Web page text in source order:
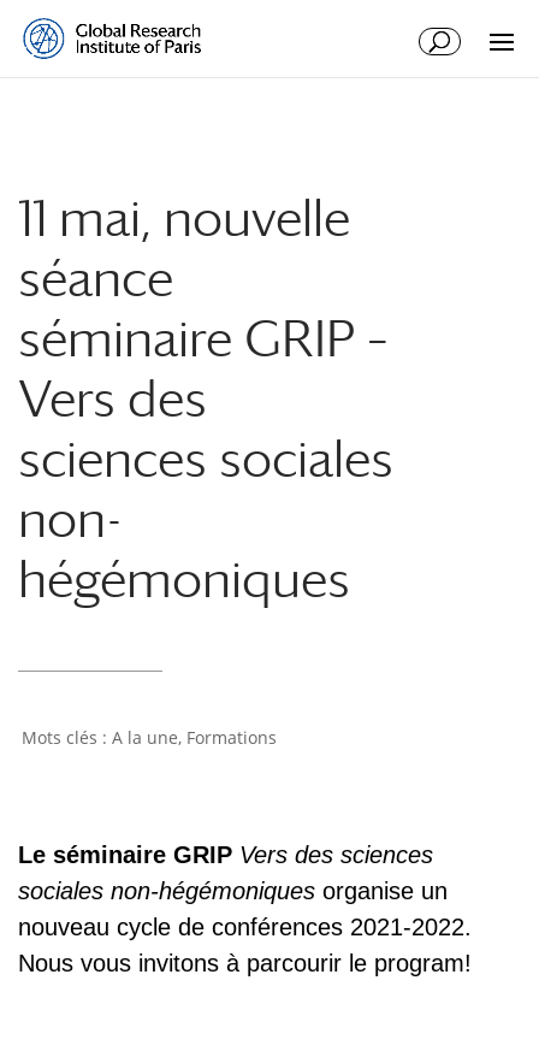
11 mai, nouvelle
séance
séminaire GRIP –
Vers des
sciences sociales
non-
hégémoniques
A la une, Formations
Le séminaire GRIP Vers des sciences
sociales non-hégémoniques organise un
nouveau cycle de conférences 2021-2022.
Nous vous invitons à parcourir le program!